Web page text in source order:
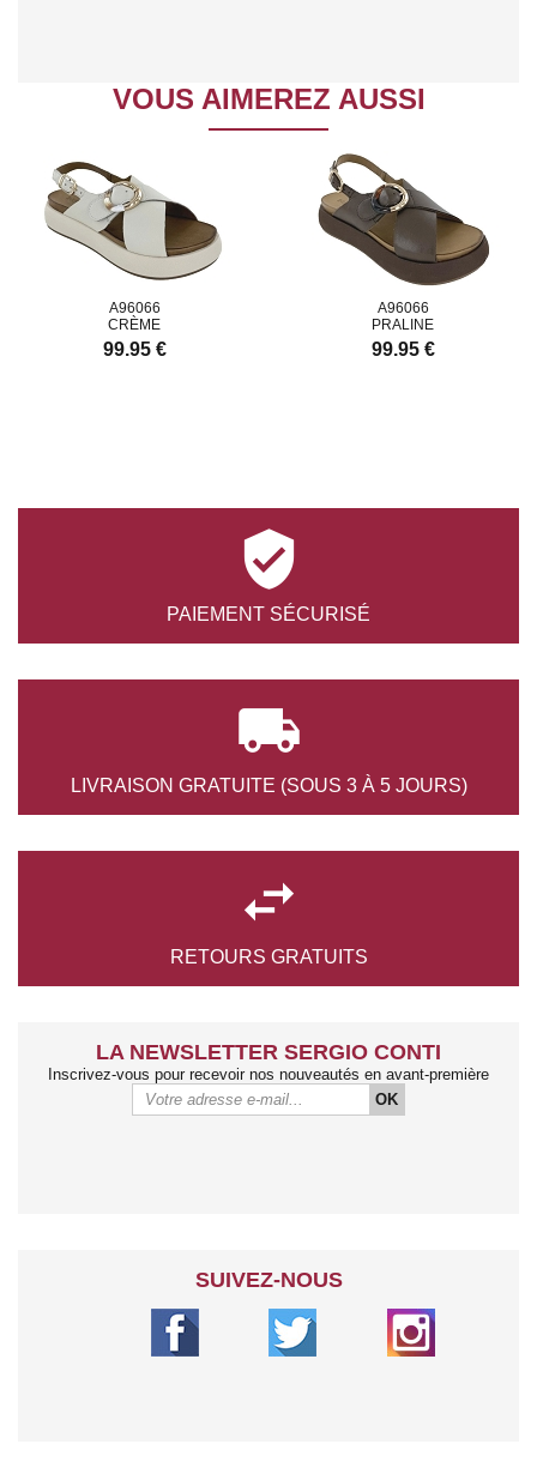
VOUS AIMEREZ AUSSI
A96066
CRÈME
99.95 €
A96066
PRALINE
99.95 €

PAIEMENT SÉCURISÉ

LIVRAISON GRATUITE (SOUS 3 À 5 JOURS)

RETOURS GRATUITS
LA NEWSLETTER SERGIO CONTI
Inscrivez-vous pour recevoir nos nouveautés en avant-première
OK
SUIVEZ-NOUS